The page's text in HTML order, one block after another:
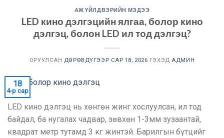
АЖ ҮЙЛДВЭРИЙН МЭДЭЭ
LED кино дэлгэцийн ялгаа, болор кино
дэлгэц, болон LED ил тод дэлгэц?
ОРУУЛСАН ДӨРӨВДҮГЭЭР САР 18, 2026 ГЭХЭД АДМИН
18
4-р сар
LED кино дэлгэц нь хөнгөн жинг хослуулсан, ил тод
байдал, ба нугалах чадвар, зөвхөн 1-3мм зузаантай,
квадрат метр тутамд 3 кг жинтэй. Барилгын бүтцийг